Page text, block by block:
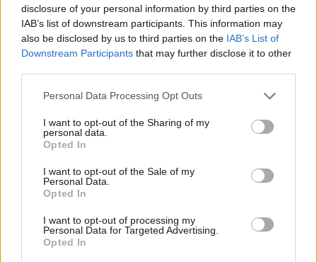
disclosure of your personal information by third parties on the
IAB’s list of downstream participants. This information may
also be disclosed by us to third parties on the IAB’s List of
Downstream Participants that may further disclose it to other
Please note that this website/app uses one or more Google
not limited to your visit or usage behaviour. You may click to
grant or deny consent to Google and its third-party tags to
use your data for below specified purposes in below Google
consent section.
Personal Data Processing Opt Outs
I want to opt-out of the Sharing of my
personal data.
Opted In
I want to opt-out of the Sale of my
Personal Data.
Opted In
I want to opt-out of processing my
Personal Data for Targeted Advertising.
Opted In
16.07.2026 10:47
Θεόδωρος
Βγενής
Πακέτο συνταξιούχων στη ΔΕΘ: Αυξήσεις έως
2,9%, προσωπική διαφορά, επίδομα και Εισφορά